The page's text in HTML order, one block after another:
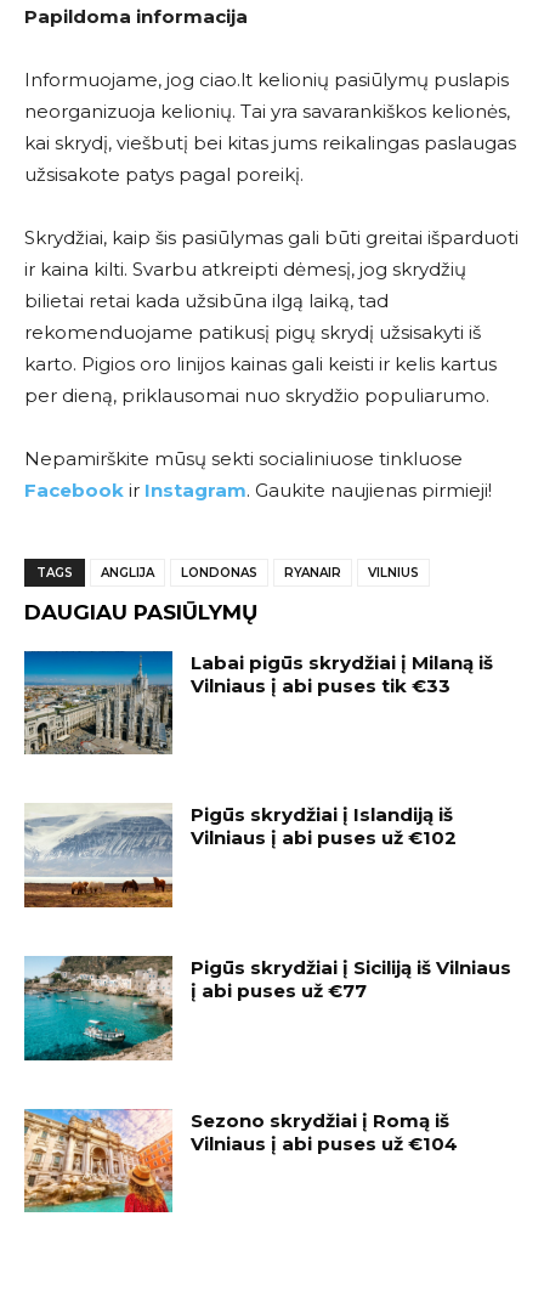
Papildoma informacija
Informuojame, jog ciao.lt kelionių pasiūlymų puslapis
neorganizuoja kelionių. Tai yra savarankiškos kelionės,
kai skrydį, viešbutį bei kitas jums reikalingas paslaugas
užsisakote patys pagal poreikį.
Skrydžiai, kaip šis pasiūlymas gali būti greitai išparduoti
ir kaina kilti. Svarbu atkreipti dėmesį, jog skrydžių
bilietai retai kada užsibūna ilgą laiką, tad
rekomenduojame patikusį pigų skrydį užsisakyti iš
karto. Pigios oro linijos kainas gali keisti ir kelis kartus
per dieną, priklausomai nuo skrydžio populiarumo.
Nepamirškite mūsų sekti socialiniuose tinkluose
Facebook ir Instagram. Gaukite naujienas pirmieji!
TAGS ANGLIJA LONDONAS RYANAIR VILNIUS
DAUGIAU PASIŪLYMŲ
Labai pigūs skrydžiai į Milaną iš
Vilniaus į abi puses tik €33
Pigūs skrydžiai į Islandiją iš
Vilniaus į abi puses už €102
Pigūs skrydžiai į Siciliją iš Vilniaus
į abi puses už €77
Sezono skrydžiai į Romą iš
Vilniaus į abi puses už €104